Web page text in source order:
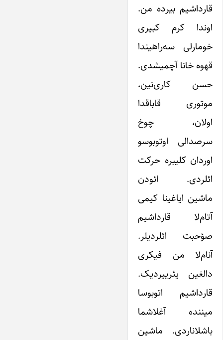
قارداشیم بیرده من.
اوندا کرم کبیری
خومارلی سه‌راهیندا
قهوه خانا آچمیشدی.
حسن کاری‌نین،
موتوری قاباقدا
اولان، چوخ
سرصدالی اوتوبوسو
اوردان کلیبره حرکت
ائلردی. ائودن
ماشین ایاغینا کیمی
آتام‌لا قارداشیم
صؤحبت ائلردیلر.
آنام‌لا من فیکری
دالغین یئرییردیک.
قارداشیم اتوبوسا
میننده آغلاشما
باشلاناردی. ماشین